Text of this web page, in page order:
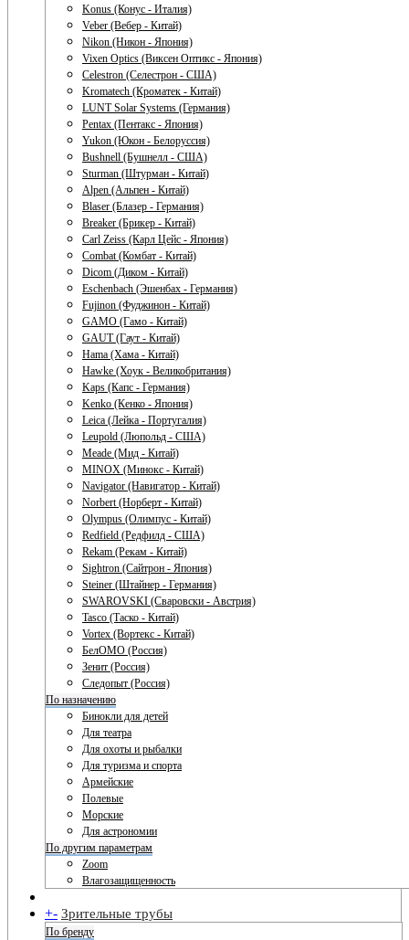
Konus (Конус - Италия)
Veber (Вебер - Китай)
Nikon (Никон - Япония)
Vixen Optics (Виксен Оптикс - Япония)
Celestron (Селестрон - США)
Kromatech (Кроматек - Китай)
LUNT Solar Systems (Германия)
Pentax (Пентакс - Япония)
Yukon (Юкон - Белоруссия)
Bushnell (Бушнелл - США)
Sturman (Штурман - Китай)
Alpen (Альпен - Китай)
Blaser (Блазер - Германия)
Breaker (Брикер - Китай)
Carl Zeiss (Карл Цейс - Япония)
Combat (Комбат - Китай)
Dicom (Диком - Китай)
Eschenbach (Эшенбах - Германия)
Fujinon (Фуджинон - Китай)
GAMO (Гамо - Китай)
GAUT (Гаут - Китай)
Hama (Хама - Китай)
Hawke (Хоук - Великобритания)
Kaps (Капс - Германия)
Kenko (Кенко - Япония)
Leica (Лейка - Португалия)
Leupold (Люпольд - США)
Meade (Мид - Китай)
MINOX (Минокс - Китай)
Navigator (Навигатор - Китай)
Norbert (Норберт - Китай)
Olympus (Олимпус - Китай)
Redfield (Редфилд - США)
Rekam (Рекам - Китай)
Sightron (Сайтрон - Япония)
Steiner (Штайнер - Германия)
SWAROVSKI (Сваровски - Австрия)
Tasco (Таско - Китай)
Vortex (Вортекс - Китай)
БелОМО (Россия)
Зенит (Россия)
Следопыт (Россия)
По назначению
Бинокли для детей
Для театра
Для охоты и рыбалки
Для туризма и спорта
Армейские
Полевые
Морские
Для астрономии
По другим параметрам
Zoom
Влагозащищенность
+- Зрительные трубы
По бренду